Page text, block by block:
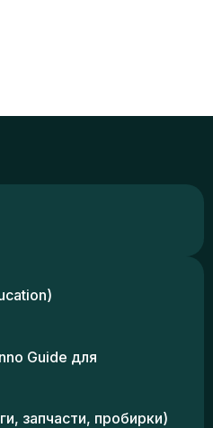
Guide для
запчасти, пробирки)